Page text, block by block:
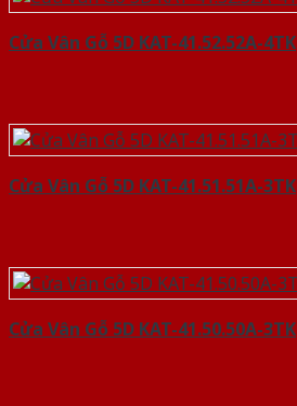
Cửa Vân Gỗ 5D KAT-41.52.52A-4TK
Cửa Vân Gỗ 5D KAT-41.51.51A-3TK
Cửa Vân Gỗ 5D KAT-41.50.50A-3TK